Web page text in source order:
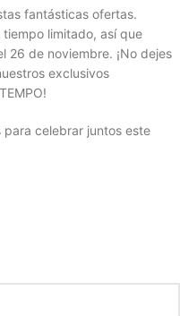
fantásticas ofertas.
limitado, así que
26 de noviembre. ¡No dejes
exclusivos
para celebrar juntos este